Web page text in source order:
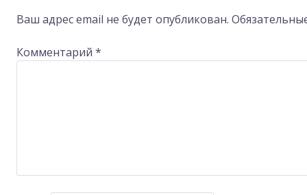
navigation
Ваш адрес email не будет опубликован.
Комментарий *